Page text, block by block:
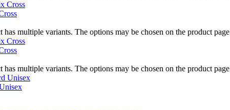
has multiple variants. The options may be chosen on the product page
has multiple variants. The options may be chosen on the product page